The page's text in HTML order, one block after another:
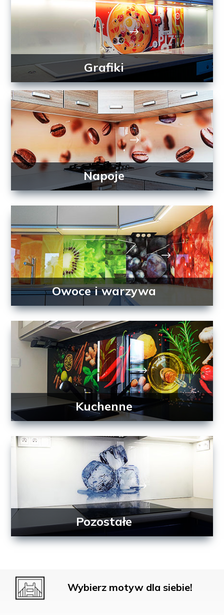
Grafiki
Napoje
Owoce i warzywa
Kuchenne
Pozostałe
Wybierz motyw dla siebie!